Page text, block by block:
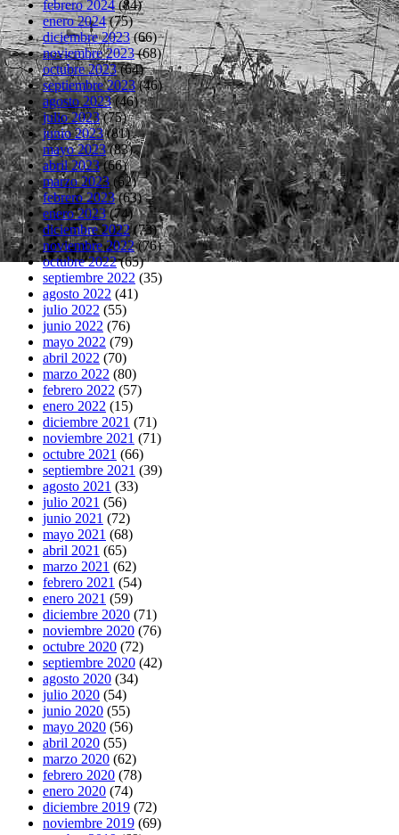
febrero 2024(84)
enero 2024(75)
diciembre 2023(66)
noviembre 2023(68)
octubre 2023(64)
septiembre 2023(46)
agosto 2023(46)
julio 2023(75)
junio 2023(81)
mayo 2023(83)
abril 2023(66)
marzo 2023(62)
febrero 2023(63)
enero 2023(74)
diciembre 2022(73)
noviembre 2022(76)
octubre 2022(65)
septiembre 2022 (35)
agosto 2022 (41)
julio 2022 (55)
junio 2022 (76)
mayo 2022 (79)
abril 2022 (70)
marzo 2022 (80)
febrero 2022 (57)
enero 2022 (15)
diciembre 2021 (71)
noviembre 2021 (71)
octubre 2021 (66)
septiembre 2021 (39)
agosto 2021 (33)
julio 2021 (56)
junio 2021 (72)
mayo 2021 (68)
abril 2021 (65)
marzo 2021 (62)
febrero 2021 (54)
enero 2021 (59)
diciembre 2020 (71)
noviembre 2020 (76)
octubre 2020 (72)
septiembre 2020 (42)
agosto 2020 (34)
julio 2020 (54)
junio 2020 (55)
mayo 2020 (56)
abril 2020 (55)
marzo 2020 (62)
febrero 2020 (78)
enero 2020 (74)
diciembre 2019 (72)
noviembre 2019 (69)